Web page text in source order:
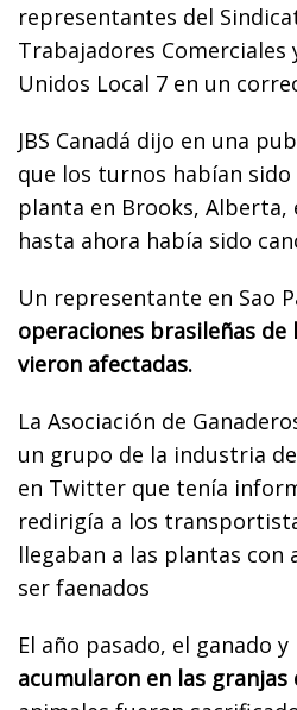
representantes del
Trabajadores Comerciales
Unidos Local 7 en un
JBS Canadá dijo en una
que los turnos habían sido
planta en Brooks, Alberta,
hasta ahora había sido
Un representante en Sao
operaciones brasileñas de
vieron afectadas.
La Asociación de
un grupo de la industria
en Twitter que tenía
redirigía a los
llegaban a las plantas con
ser faenados
El año pasado, el ganado
acumularon en las granjas